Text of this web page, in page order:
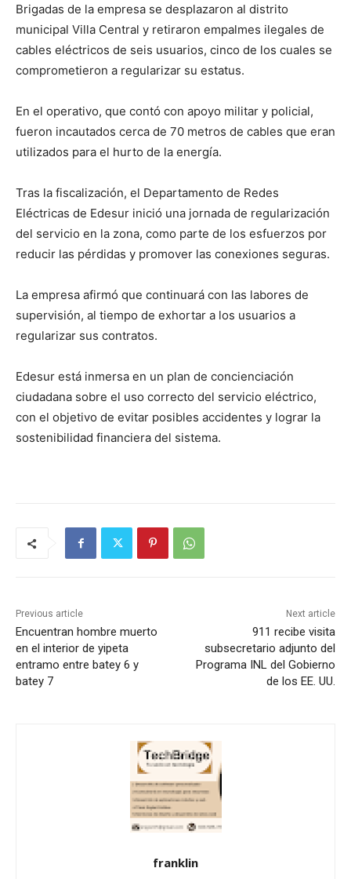
Brigadas de la empresa se desplazaron al distrito
municipal Villa Central y retiraron empalmes ilegales de
cables eléctricos de seis usuarios, cinco de los cuales se
comprometieron a regularizar su estatus.
En el operativo, que contó con apoyo militar y policial,
fueron incautados cerca de 70 metros de cables que eran
utilizados para el hurto de la energía.
Tras la fiscalización, el Departamento de Redes
Eléctricas de Edesur inició una jornada de regularización
del servicio en la zona, como parte de los esfuerzos por
reducir las pérdidas y promover las conexiones seguras.
La empresa afirmó que continuará con las labores de
supervisión, al tiempo de exhortar a los usuarios a
regularizar sus contratos.
Edesur está inmersa en un plan de concienciación
ciudadana sobre el uso correcto del servicio eléctrico,
con el objetivo de evitar posibles accidentes y lograr la
sostenibilidad financiera del sistema.
Previous article
Encuentran hombre muerto
en el interior de yipeta
entramo entre batey 6 y
batey 7
Next article
911 recibe visita
subsecretario adjunto del
Programa INL del Gobierno
de los EE. UU.
franklin